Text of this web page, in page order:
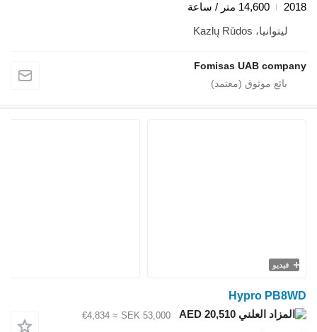
2018
14,600 متر / ساعة
ليتوانيا، Kazlų Rūdos
Fomisas UAB company
فيديو
Hypro PB8WD
SEK 53,000
≈ €4,834